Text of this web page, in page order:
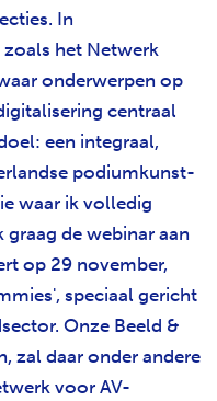
In
het Netwerk
onderwerpen op
centraal
een integraal,
podiumkunst-
waar ik volledig
de webinar aan
op 29 november,
speciaal gericht
Onze Beeld &
zal daar onder andere
voor AV-